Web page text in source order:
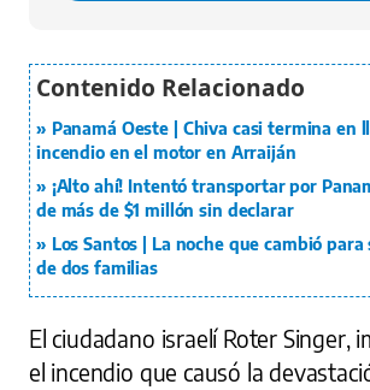
Panamá Oeste | Chiva casi termina en
incendio en el motor en Arraiján
¡Alto ahí! Intentó transportar por
de más de $1 millón sin declarar
Los Santos | La noche que cambió
de dos familias
El ciudadano israelí Roter Singer,
el incendio que causó la